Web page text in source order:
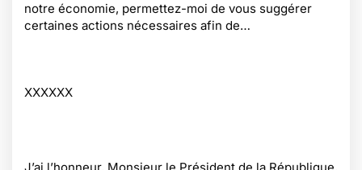
notre économie, permettez-moi de vous suggérer
certaines actions nécessaires afin de…
XXXXXX